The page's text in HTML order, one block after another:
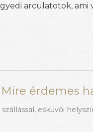
arculatotok, ami
érdemes
, esküvői